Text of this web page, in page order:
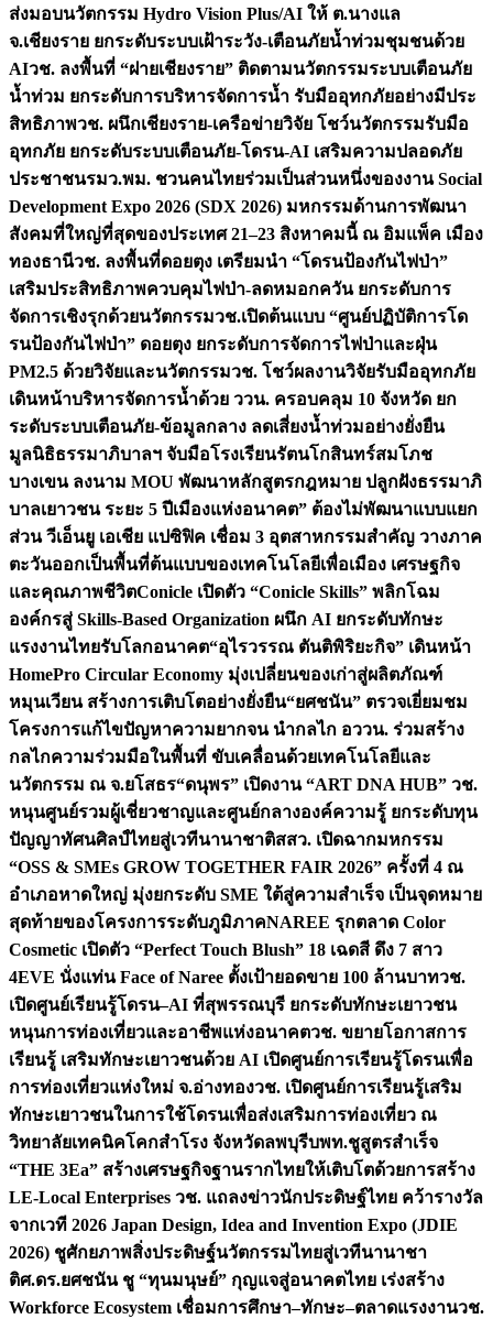
ส่งมอบนวัตกรรม Hydro Vision Plus/AI ให้ ต.นางแล
จ.เชียงราย ยกระดับระบบเฝ้าระวัง-เตือนภัยน้ำท่วมชุมชนด้วย
AIวช. ลงพื้นที่ “ฝายเชียงราย” ติดตามนวัตกรรมระบบเตือนภัย
น้ำท่วม ยกระดับการบริหารจัดการน้ำ รับมืออุทกภัยอย่างมีประ
สิทธิภาพวช. ผนึกเชียงราย-เครือข่ายวิจัย โชว์นวัตกรรมรับมือ
อุทกภัย ยกระดับระบบเตือนภัย-โดรน-AI เสริมความปลอดภัย
ประชาชนรมว.พม. ชวนคนไทยร่วมเป็นส่วนหนึ่งของงาน Social
Development Expo 2026 (SDX 2026) มหกรรมด้านการพัฒนา
สังคมที่ใหญ่ที่สุดของประเทศ 21–23 สิงหาคมนี้ ณ อิมแพ็ค เมือง
ทองธานีวช. ลงพื้นที่ดอยตุง เตรียมนำ “โดรนป้องกันไฟป่า”
เสริมประสิทธิภาพควบคุมไฟป่า-ลดหมอกควัน ยกระดับการ
จัดการเชิงรุกด้วยนวัตกรรมวช.เปิดต้นแบบ “ศูนย์ปฏิบัติการโด
รนป้องกันไฟป่า” ดอยตุง ยกระดับการจัดการไฟป่าและฝุ่น
PM2.5 ด้วยวิจัยและนวัตกรรมวช. โชว์ผลงานวิจัยรับมืออุทกภัย
เดินหน้าบริหารจัดการน้ำด้วย ววน. ครอบคลุม 10 จังหวัด ยก
ระดับระบบเตือนภัย-ข้อมูลกลาง ลดเสี่ยงน้ำท่วมอย่างยั่งยืน
มูลนิธิธรรมาภิบาลฯ จับมือโรงเรียนรัตนโกสินทร์สมโภช
บางเขน ลงนาม MOU พัฒนาหลักสูตรกฎหมาย ปลูกฝังธรรมาภิ
บาลเยาวชน ระยะ 5 ปีเมืองแห่งอนาคต” ต้องไม่พัฒนาแบบแยก
ส่วน วีเอ็นยู เอเชีย แปซิฟิค เชื่อม 3 อุตสาหกรรมสำคัญ วางภาค
ตะวันออกเป็นพื้นที่ต้นแบบของเทคโนโลยีเพื่อเมือง เศรษฐกิจ
และคุณภาพชีวิตConicle เปิดตัว “Conicle Skills” พลิกโฉม
องค์กรสู่ Skills-Based Organization ผนึก AI ยกระดับทักษะ
แรงงานไทยรับโลกอนาคต“อุไรวรรณ ตันติพิริยะกิจ” เดินหน้า
HomePro Circular Economy มุ่งเปลี่ยนของเก่าสู่ผลิตภัณฑ์
หมุนเวียน สร้างการเติบโตอย่างยั่งยืน“ยศชนัน” ตรวจเยี่ยมชม
โครงการแก้ไขปัญหาความยากจน นำกลไก อววน. ร่วมสร้าง
กลไกความร่วมมือในพื้นที่ ขับเคลื่อนด้วยเทคโนโลยีและ
นวัตกรรม ณ จ.ยโสธร“ดนุพร” เปิดงาน “ART DNA HUB” วช.
หนุนศูนย์รวมผู้เชี่ยวชาญและศูนย์กลางองค์ความรู้ ยกระดับทุน
ปัญญาทัศนศิลป์ไทยสู่เวทีนานาชาติสสว. เปิดฉากมหกรรม
“OSS & SMEs GROW TOGETHER FAIR 2026” ครั้งที่ 4 ณ
อำเภอหาดใหญ่ มุ่งยกระดับ SME ใต้สู่ความสำเร็จ เป็นจุดหมาย
สุดท้ายของโครงการระดับภูมิภาคNAREE รุกตลาด Color
Cosmetic เปิดตัว “Perfect Touch Blush” 18 เฉดสี ดึง 7 สาว
4EVE นั่งแท่น Face of Naree ตั้งเป้ายอดขาย 100 ล้านบาทวช.
เปิดศูนย์เรียนรู้โดรน–AI ที่สุพรรณบุรี ยกระดับทักษะเยาวชน
หนุนการท่องเที่ยวและอาชีพแห่งอนาคตวช. ขยายโอกาสการ
เรียนรู้ เสริมทักษะเยาวชนด้วย AI เปิดศูนย์การเรียนรู้โดรนเพื่อ
การท่องเที่ยวแห่งใหม่ จ.อ่างทองวช. เปิดศูนย์การเรียนรู้เสริม
ทักษะเยาวชนในการใช้โดรนเพื่อส่งเสริมการท่องเที่ยว ณ
วิทยาลัยเทคนิคโคกสำโรง จังหวัดลพบุรีบพท.ชูสูตรสำเร็จ
“THE 3Ea” สร้างเศรษฐกิจฐานรากไทยให้เติบโตด้วยการสร้าง
LE-Local Enterprises วช. แถลงข่าวนักประดิษฐ์ไทย คว้ารางวัล
จากเวที 2026 Japan Design, Idea and Invention Expo (JDIE
2026) ชูศักยภาพสิ่งประดิษฐ์นวัตกรรมไทยสู่เวทีนานาชา
ติศ.ดร.ยศชนัน ชู “ทุนมนุษย์” กุญแจสู่อนาคตไทย เร่งสร้าง
Workforce Ecosystem เชื่อมการศึกษา–ทักษะ–ตลาดแรงงานวช.